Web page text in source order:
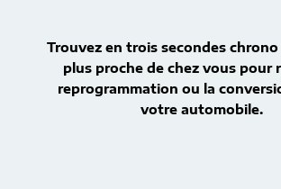
Trouvez en trois secondes
plus proche de chez vous pour
reprogrammation ou la
votre automobile.